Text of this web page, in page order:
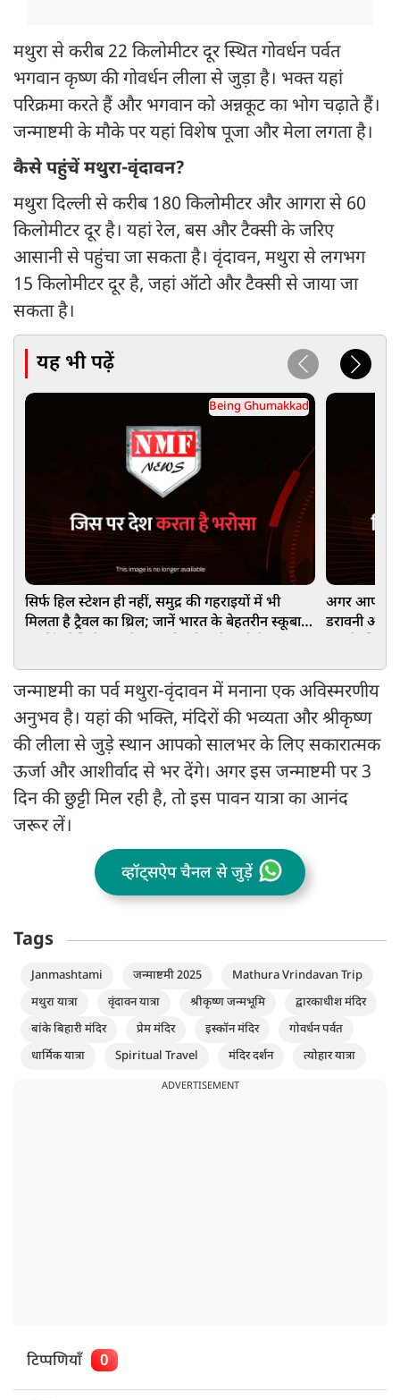
मथुरा से करीब 22 किलोमीटर दूर स्थित गोवर्धन पर्वत
भगवान कृष्ण की गोवर्धन लीला से जुड़ा है। भक्त यहां
परिक्रमा करते हैं और भगवान को अन्नकूट का भोग चढ़ाते हैं।
जन्माष्टमी के मौके पर यहां विशेष पूजा और मेला लगता है।
कैसे पहुंचें मथुरा-वृंदावन?
मथुरा दिल्ली से करीब 180 किलोमीटर और आगरा से 60
किलोमीटर दूर है। यहां रेल, बस और टैक्सी के जरिए
आसानी से पहुंचा जा सकता है। वृंदावन, मथुरा से लगभग
15 किलोमीटर दूर है, जहां ऑटो और टैक्सी से जाया जा
सकता है।
यह भी पढ़ें
Being Ghumakkad
सिर्फ हिल स्टेशन ही नहीं, समुद्र की गहराइयों में भी
मिलता है ट्रैवल का थ्रिल; जानें भारत के बेहतरीन स्कूबा
अगर आप
डरावनी और
जन्माष्टमी का पर्व मथुरा-वृंदावन में मनाना एक अविस्मरणीय
अनुभव है। यहां की भक्ति, मंदिरों की भव्यता और श्रीकृष्ण
की लीला से जुड़े स्थान आपको सालभर के लिए सकारात्मक
ऊर्जा और आशीर्वाद से भर देंगे। अगर इस जन्माष्टमी पर 3
दिन की छुट्टी मिल रही है, तो इस पावन यात्रा का आनंद
जरूर लें।
व्हॉट्सऐप चैनल से जुड़ें
Tags
Janmashtami जन्माष्टमी 2025
Mathura Vrindavan Trip
मथुरा यात्रा
वृंदावन यात्रा श्रीकृष्ण जन्मभूमि
द्वारकाधीश मंदिर
बांके बिहारी मंदिर
प्रेम मंदिर इस्कॉन मंदिर
गोवर्धन पर्वत
धार्मिक यात्रा
Spiritual Travel मंदिर दर्शन त्योहार यात्रा
ADVERTISEMENT
टिप्पणियाँ 0